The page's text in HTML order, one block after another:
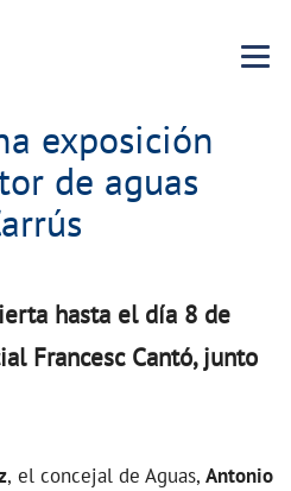
Menu
exposición
de aguas
hasta el día 8 de
Francesc Cantó, junto
, el concejal de Aguas, Antonio